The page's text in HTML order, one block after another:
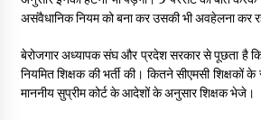
असंवैधानिक नियम को बना कर उसकी भी अवहेलना कर
बेरोजगार अध्यापक संघ और प्रदेश सरकार से पूछता है
नियमित शिक्षक की भर्ती की। कितने सीएमसी शिक्षकों
माननीय सुप्रीम कोर्ट के आदेशों के अनुसार शिक्षक भेजे।